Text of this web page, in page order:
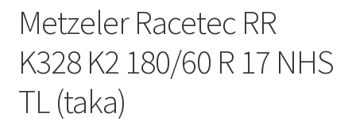
Metzeler Racetec RR
K328 K2 180/60 R 17 NHS
TL (taka)